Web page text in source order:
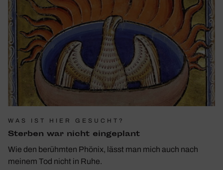
WAS IST HIER GESUCHT?
Sterben war nicht einge­plant
Wie den berühmten Phönix, lässt man mich auch nach
meinem Tod nicht in Ruhe.